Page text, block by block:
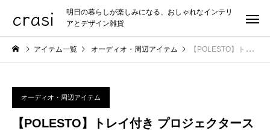
crasi
明日の暮らしが楽しみになる、おしゃれなインテリ
アとデザイン雑貨
アイテム一覧 オーディオ・周辺アイテム 【POLESTO】トレイ付き プロジェクタースタンド 昇降式 54〜129cm（耐荷重7kg）
オーディオ・周辺アイテム
【POLESTO】トレイ付き プロジェクタース